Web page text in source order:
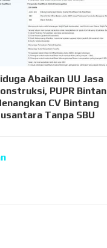
Abaikan UU Jasa
PUPR Bintan
CV Bintang
Tanpa SBU